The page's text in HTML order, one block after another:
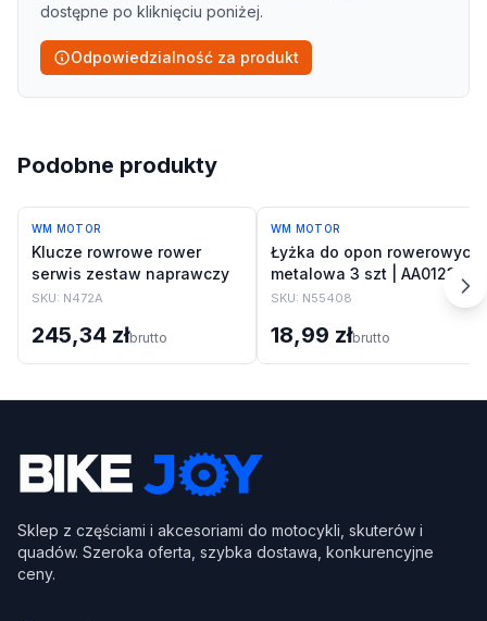
dostępne po kliknięciu poniżej.
Odpowiedzialność za produkt
Podobne produkty
WM MOTOR
Klucze rowrowe rower
serwis zestaw naprawczy
SKU: N472A
245,34 złbrutto
WM MOTOR
Łyżka do opon rowerowych
metalowa 3 szt | AA012323
SKU: N55408
18,99 złbrutto
Sklep z częściami i akcesoriami do motocykli, skuterów i
quadów. Szeroka oferta, szybka dostawa, konkurencyjne
ceny.